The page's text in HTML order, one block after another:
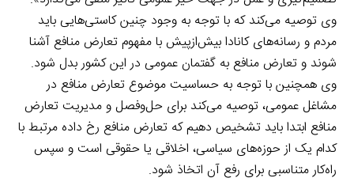
وی توصیه می‌کند که با توجه به وجود چنین کاستی‌هایی باید
مردم و رسانه‌های کانادا بیش‌ازپیش با مفهوم تعارض منافع آشنا
شوند و تعارض منافع به گفتمان عمومی در این کشور بدل شود.
وی همچنین با توجه به حساسیت موضوع تعارض منافع در
مشاغل عمومی، توصیه می‌کند برای حل‌وفصل و مدیریت تعارض
منافع ابتدا باید تشخیص دهیم که تعارض منافع رخ داده مرتبط با
کدام یک از حوزه‌های سیاسی، اخلاقی یا حقوقی است و سپس
راه‌کار متناسبی برای رفع آن اتخاذ شود.